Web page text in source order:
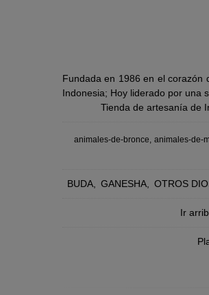
Fundada en 1986 en el corazón
Indonesia; Hoy liderado por una
Tienda de artesanía de
animales-de-bronce animales-de-
BUDA GANESHA OTROS
Ir